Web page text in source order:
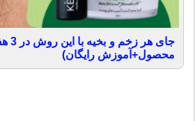
محصول+آموزش رایگان)